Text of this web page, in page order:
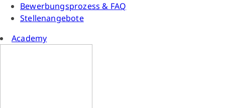
Bewerbungsprozess & FAQ
Stellenangebote
Academy